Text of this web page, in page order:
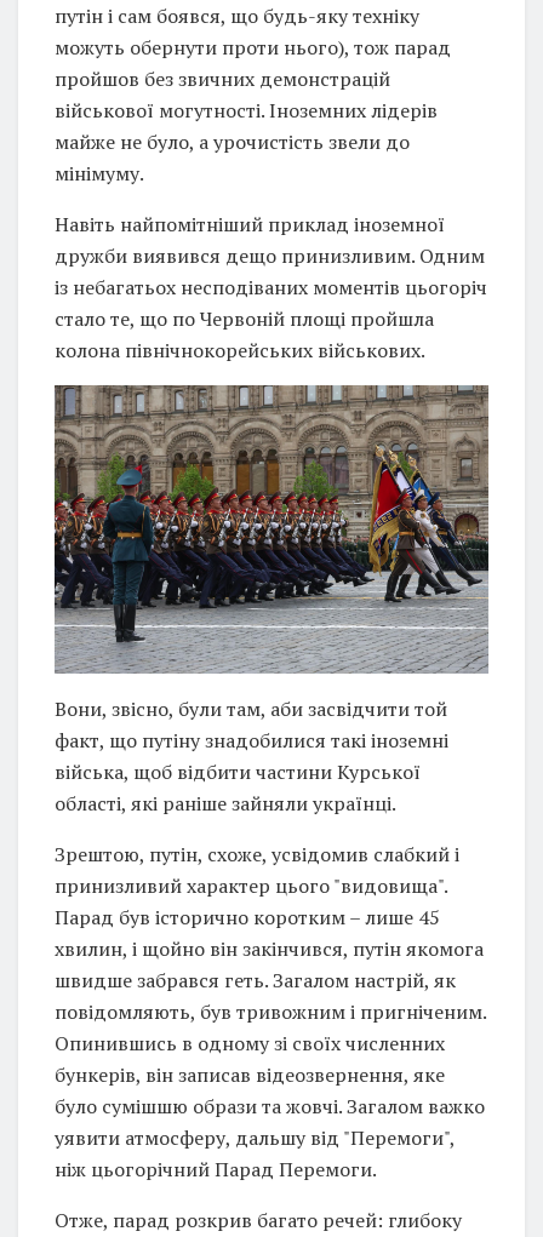
путін і сам боявся, що будь-яку техніку
можуть обернути проти нього), тож парад
пройшов без звичних демонстрацій
військової могутності. Іноземних лідерів
майже не було, а урочистість звели до
мінімуму.
Навіть найпомітніший приклад іноземної
дружби виявився дещо принизливим. Одним
із небагатьох несподіваних моментів цьогоріч
стало те, що по Червоній площі пройшла
колона північнокорейських військових.
Вони, звісно, були там, аби засвідчити той
факт, що путіну знадобилися такі іноземні
війська, щоб відбити частини Курської
області, які раніше зайняли українці.
Зрештою, путін, схоже, усвідомив слабкий і
принизливий характер цього "видовища".
Парад був історично коротким – лише 45
хвилин, і щойно він закінчився, путін якомога
швидше забрався геть. Загалом настрій, як
повідомляють, був тривожним і пригніченим.
Опинившись в одному зі своїх численних
бункерів, він записав відеозвернення, яке
було сумішшю образи та жовчі. Загалом важко
уявити атмосферу, дальшу від "Перемоги",
ніж цьогорічний Парад Перемоги.
Отже, парад розкрив багато речей: глибоку